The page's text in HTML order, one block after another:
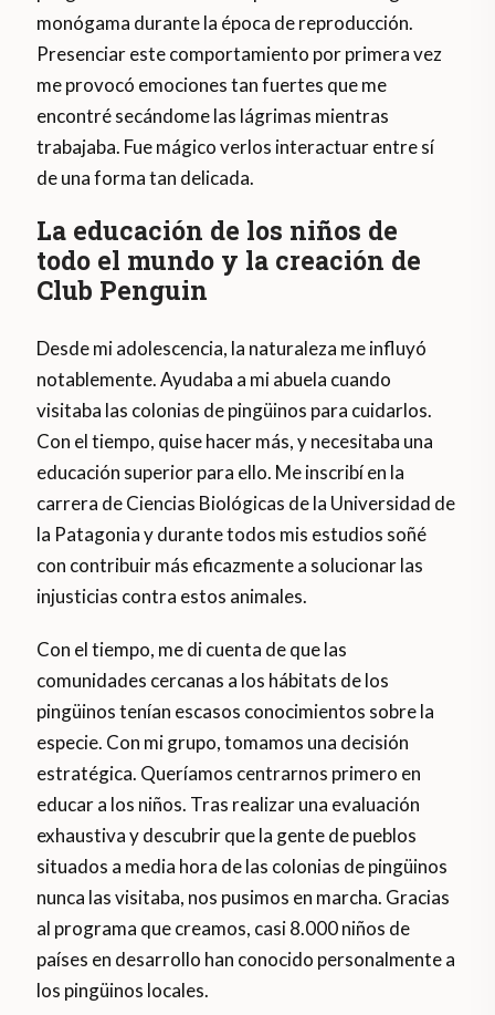
monógama durante la época de reproducción.
Presenciar este comportamiento por primera vez
me provocó emociones tan fuertes que me
encontré secándome las lágrimas mientras
trabajaba. Fue mágico verlos interactuar entre sí
de una forma tan delicada.
La educación de los niños de
todo el mundo y la creación de
Club Penguin
Desde mi adolescencia, la naturaleza me influyó
notablemente. Ayudaba a mi abuela cuando
visitaba las colonias de pingüinos para cuidarlos.
Con el tiempo, quise hacer más, y necesitaba una
educación superior para ello. Me inscribí en la
carrera de Ciencias Biológicas de la Universidad de
la Patagonia y durante todos mis estudios soñé
con contribuir más eficazmente a solucionar las
injusticias contra estos animales.
Con el tiempo, me di cuenta de que las
comunidades cercanas a los hábitats de los
pingüinos tenían escasos conocimientos sobre la
especie. Con mi grupo, tomamos una decisión
estratégica. Queríamos centrarnos primero en
educar a los niños. Tras realizar una evaluación
exhaustiva y descubrir que la gente de pueblos
situados a media hora de las colonias de pingüinos
nunca las visitaba, nos pusimos en marcha. Gracias
al programa que creamos, casi 8.000 niños de
países en desarrollo han conocido personalmente a
los pingüinos locales.